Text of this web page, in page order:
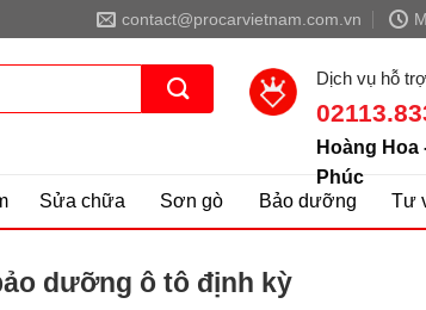
contact@procarvietnam.com.vn
Dịch vụ hỗ
Hoàng Hoa
Phúc
Sửa chữa Sơn gò Bảo dưỡng Tư
dưỡng ô tô định kỳ